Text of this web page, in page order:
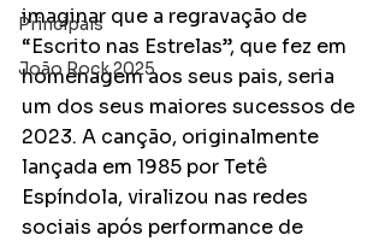
Principais
João Rock 2025
imaginar que a regravação de
“Escrito nas Estrelas”, que fez em
homenagem aos seus pais, seria
um dos seus maiores sucessos de
2023. A canção, originalmente
lançada em 1985 por Tetê
Espíndola, viralizou nas redes
sociais após performance de